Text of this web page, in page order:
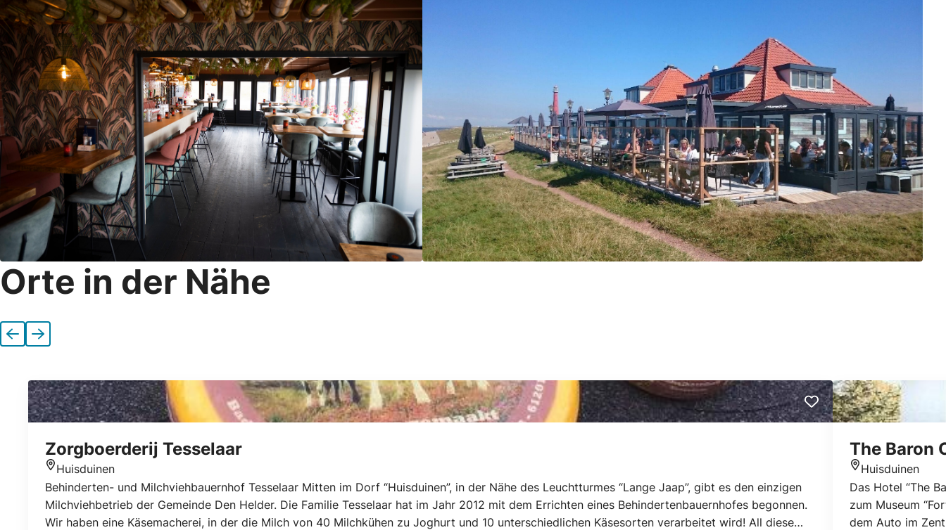
Orte in der Nähe
Vorherige
Nächste
Zorgboerderij Tesselaar
Standort
Huisduinen
Behinderten- und Milchviehbauernhof Tesselaar Mitten im Dorf “Huisduinen”, in der Nähe des Leuchtturmes “Lange Jaap”, gibt es den einzigen
Milchviehbetrieb der Gemeinde Den Helder. Die Familie Tesselaar hat im Jahr 2012 mit dem Errichten eines Behindertenbauernhofes begonnen.
Wir haben eine Käsemacherei, in der die Milch von 40 Milchkühen zu Joghurt und 10 unterschiedlichen Käsesorten verarbeitet wird! All diese
The Baron
Standort
Huisduinen
Das Hotel “The
zum Museum
dem Auto im